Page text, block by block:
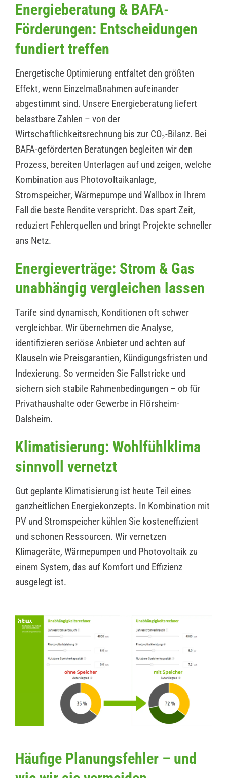
Energieberatung & BAFA-
Förderungen: Entscheidungen
fundiert treffen
Energetische Optimierung entfaltet den größten
Effekt, wenn Einzelmaßnahmen aufeinander
abgestimmt sind. Unsere Energieberatung liefert
belastbare Zahlen – von der
Wirtschaftlichkeitsrechnung bis zur CO₂-Bilanz. Bei
BAFA-geförderten Beratungen begleiten wir den
Prozess, bereiten Unterlagen auf und zeigen, welche
Kombination aus Photovoltaikanlage,
Stromspeicher, Wärmepumpe und Wallbox in Ihrem
Fall die beste Rendite verspricht. Das spart Zeit,
reduziert Fehlerquellen und bringt Projekte schneller
ans Netz.
Energieverträge: Strom & Gas
unabhängig vergleichen lassen
Tarife sind dynamisch, Konditionen oft schwer
vergleichbar. Wir übernehmen die Analyse,
identifizieren seriöse Anbieter und achten auf
Klauseln wie Preisgarantien, Kündigungsfristen und
Indexierung. So vermeiden Sie Fallstricke und
sichern sich stabile Rahmenbedingungen – ob für
Privathaushalte oder Gewerbe in Flörsheim-
Dalsheim.
Klimatisierung: Wohlfühlklima
sinnvoll vernetzt
Gut geplante Klimatisierung ist heute Teil eines
ganzheitlichen Energiekonzepts. In Kombination mit
PV und Stromspeicher kühlen Sie kosteneffizient
und schonen Ressourcen. Wir vernetzen
Klimageräte, Wärmepumpen und Photovoltaik zu
einem System, das auf Komfort und Effizienz
ausgelegt ist.
Häufige Planungsfehler – und